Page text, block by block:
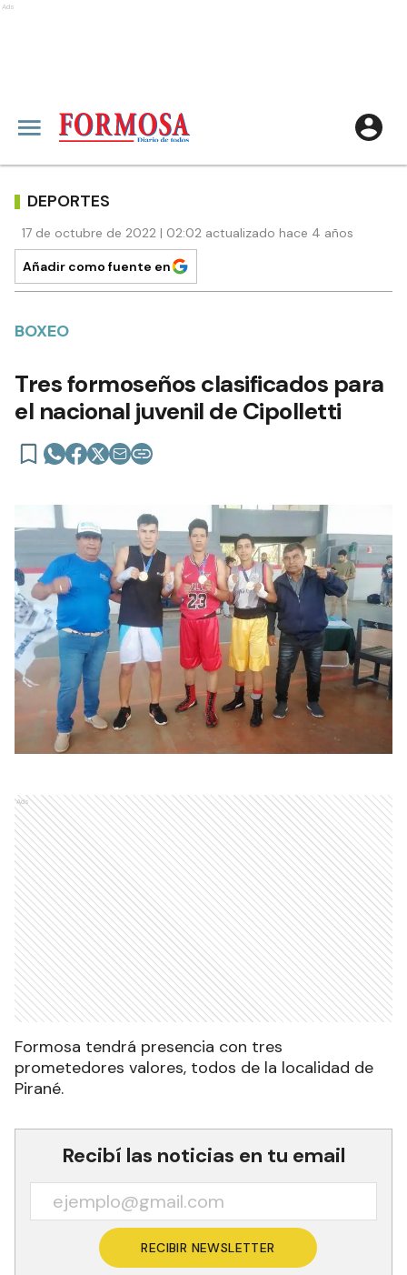
Ads
DEPORTES
17 de octubre de 2022 | 02:02 actualizado hace 4 años
Añadir como fuente en
BOXEO
Tres formoseños clasificados para
el nacional juvenil de Cipolletti
Ads
Formosa tendrá presencia con tres
prometedores valores, todos de la localidad de
Pirané.
Recibí las noticias en tu email
RECIBIR NEWSLETTER